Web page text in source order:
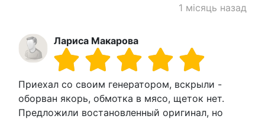
1 місяць назад
Лариса Макарова
Приехал со своим генератором, вскрыли -
оборван якорь, обмотка в мясо, щеток нет.
Предложили востановленный оригинал, но